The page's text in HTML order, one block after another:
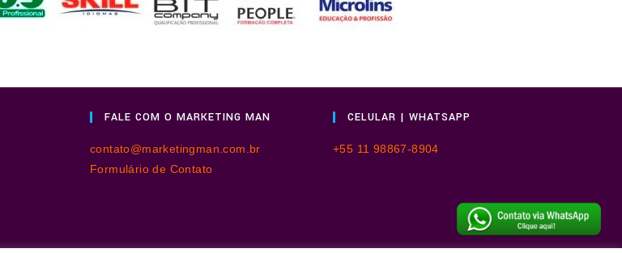
FALE COM O MARKETING MAN
contato@marketingman.com.br
Formulário de Contato
CELULAR | WHATSAPP
+55 11 98867-8904